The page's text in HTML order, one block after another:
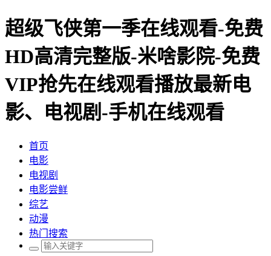
超级飞侠第一季在线观看-免费
HD高清完整版-米啥影院-免费
VIP抢先在线观看播放最新电
影、电视剧-手机在线观看
首页
电影
电视剧
电影尝鲜
综艺
动漫
热门搜索